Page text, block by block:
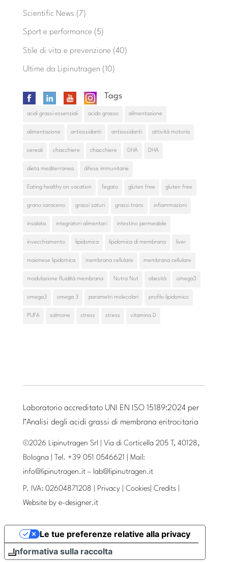
Scientific News (7)
Sport e performance (5)
Stile di vita e prevenzione (40)
Ultime da Lipinutragen (10)
Tags
acidi grassi essenziali acido grasso alimentazione
alimentazione antiossidanti antiossidanti attività motoria
cereali chiacchiere chiacchiere DHA DHA
dieta mediterranea difese immunitarie
Eating healthy on vacation fegato gluten free gluten free
grano saraceno grassi saturi grassi trans infiammazioni
insalata integratori alimentari intestino permeabile
invecchiamento lipidomica lipidomica di membrana liver
maionese lipidomica membrana cellulare membrana cellulare
modulazione fluidità membrana Nutra Nut obesità omega3
omega3 omega 3 parametri molecolari profilo lipidomico
PUFA salmone stress stress vitamina D
Laboratorio accreditato UNI EN ISO 15189:2024 per
l’Analisi degli acidi grassi di membrana eritrocitaria
©2026 Lipinutragen Srl | Via di Corticella 205 T, 40128,
Bologna | Tel. +39 051 0546621 | Mail:
info@lipinutragen.it– lab@lipinutragen.it
P. IVA: 02604871208 | Privacy| Cookies| Credits|
Website by e-designer.it
Informativa sulla raccolta
Le tue preferenze relative alla privacy